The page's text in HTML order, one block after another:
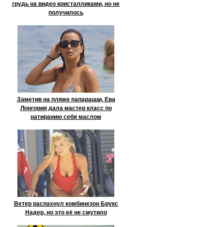
грудь на видео кристалликами, но не
получилось
Заметив на пляже папарацци, Ева
Лонгория дала мастер класс по
натиранию себя маслом
Ветер распахнул комбинезон Брукс
Надер, но это её не смутило